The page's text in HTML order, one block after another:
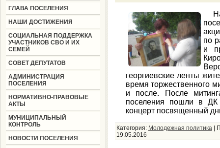
ГЛАВА ПОСЕЛЕНИЯ
НАШИ ДОСТИЖЕНИЯ
СОЦИАЛЬНАЯ ПОДДЕРЖКА
УЧАСТНИКОВ СВО И ИХ
СЕМЕЙ
СОВЕТ ДЕПУТАТОВ
АДМИНИСТРАЦИЯ
ПОСЕЛЕНИЯ
НОРМАТИВНО-ПРАВОВЫЕ
АКТЫ
МУНИЦИПАЛЬНЫЙ
КОНТРОЛЬ
НОВОСТИ ПОСЕЛЕНИЯ
по
и
георгиевские ленты
время торжественного
и после. После
поселения пошли в ДК
концерт посвященный
Категория: Молодежная политика
19.05.2016